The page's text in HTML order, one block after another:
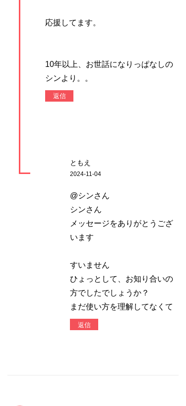
応援してます。
10年以上、お世話になりっぱなしの
シンより。。
返信
ともえ
2024-11-04
@シンさん
シンさん
メッセージをありがとうござ
います
すいません
ひょっとして、お知り合いの
方でしたでしょうか？
まだ使い方を理解してなくて
返信